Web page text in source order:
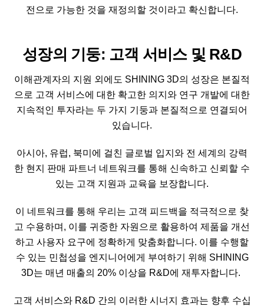
전으로 가능한 것을 재정의할 것이라고 확신합니다.
성장의 기둥: 고객 서비스 및 R&D
이해관계자의 지원 외에도 SHINING 3D의 성장은 본질적
으로 고객 서비스에 대한 확고한 의지와 연구 개발에 대한
지속적인 투자라는 두 가지 기둥과 본질적으로 연결되어
있습니다.
아시아, 유럽, 북미에 걸친 글로벌 입지와 전 세계의 강력
한 현지 판매 파트너 네트워크를 통해 신속하고 신뢰할 수
있는 고객 지원과 교육을 보장합니다.
이 네트워크를 통해 우리는 고객 피드백을 적극적으로 찾
고 수용하며, 이를 귀중한 자원으로 활용하여 제품을 개선
하고 사용자 요구에 정확하게 맞춤화합니다. 이를 수행할
수 있는 민첩성을 엔지니어에게 부여하기 위해 SHINING
3D는 매년 매출의 20% 이상을 R&D에 재투자합니다.
고객 서비스와 R&D 간의 이러한 시너지 효과는 향후 수십